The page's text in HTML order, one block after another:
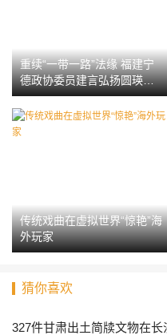
重续“一带一路”法缘 福建宁
德政协委员建言弘扬圆瑛文
化
传统戏曲在虚拟世界“惊艳”海
外玩家
猜你喜欢
327件甘肃出土简牍文物在长